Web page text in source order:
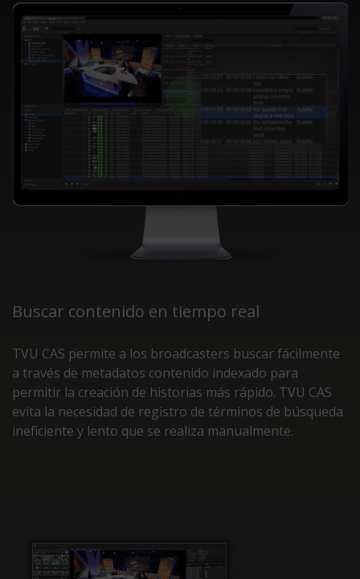
Buscar contenido en tiempo real
TVU CAS permite a los broadcasters buscar fácilmente
a través de metadatos contenido indexado para
permitir la creación de historias más rápido. TVU CAS
evita la necesidad de registro de términos de búsqueda
ineficiente y lento que se realiza manualmente.